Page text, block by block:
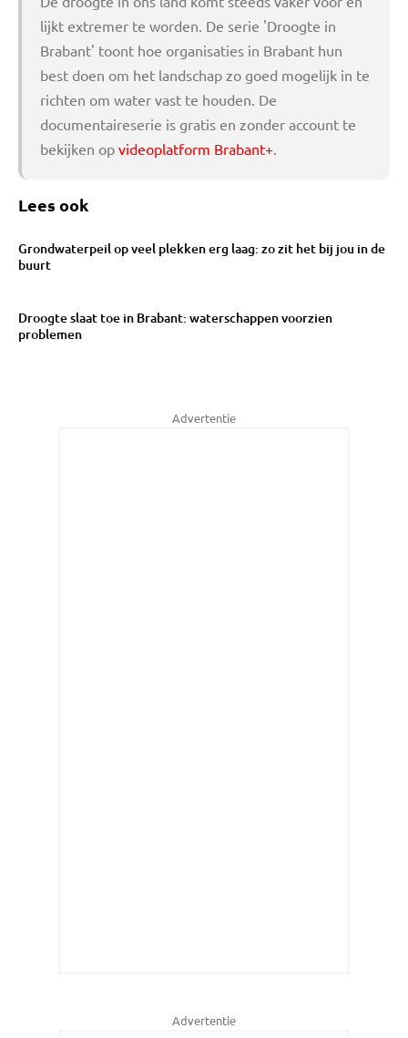
lijkt extremer te worden. De serie 'Droogte in
Brabant' toont hoe organisaties in Brabant hun
best doen om het landschap zo goed mogelijk in te
richten om water vast te houden. De
documentaireserie is gratis en zonder account te
bekijken op videoplatform Brabant+.
Lees ook
Grondwaterpeil op veel plekken erg laag: zo zit het bij jou in de
buurt
Droogte slaat toe in Brabant: waterschappen voorzien
problemen
Advertentie
Advertentie